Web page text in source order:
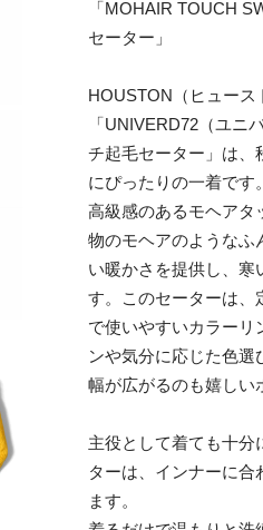
「MOHAIR TOUCH
セーター」
HOUSTON（ヒュース
「UNIVERD72（ユニ
チ起毛セーター」は、
にぴったりの一着です。
高級感のあるモヘアタ
物のモヘアのようなふ
い暖かさを提供し、寒
す。このセーターは、
で使いやすいカラーリ
ンや気分に応じた色
幅が広がるのも嬉しい
主役として着ても十分
ターは、インナーに合
ます。